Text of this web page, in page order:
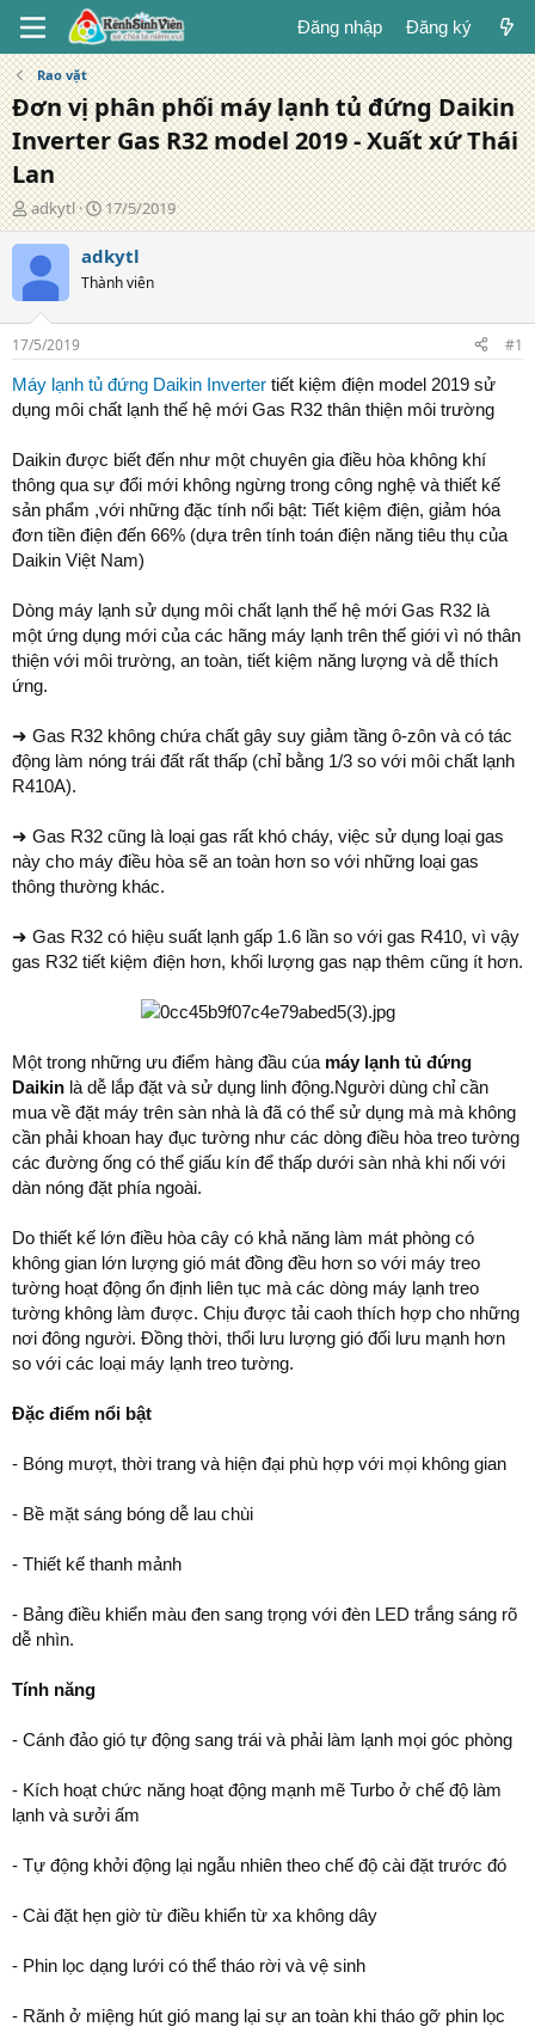
Đăng nhập Đăng ký
Rao vặt
Đơn vị phân phối máy lạnh tủ đứng Daikin
Inverter Gas R32 model 2019 - Xuất xứ Thái
Lan
T
á
c
g
ả
adkytl
N
g
à
đ
g
17/5/2019
adkytl
Thành viên
17/5/2019
#1
Máy lạnh tủ đứng Daikin Inverter tiết kiệm điện model 2019 sử
dụng môi chất lạnh thế hệ mới Gas R32 thân thiện môi trường
Daikin được biết đến như một chuyên gia điều hòa không khí
thông qua sự đổi mới không ngừng trong công nghệ và thiết kế
sản phẩm ,với những đặc tính nổi bật: Tiết kiệm điện, giảm hóa
đơn tiền điện đến 66% (dựa trên tính toán điện năng tiêu thụ của
Daikin Việt Nam)
Dòng máy lạnh sử dụng môi chất lạnh thế hệ mới Gas R32 là
một ứng dụng mới của các hãng máy lạnh trên thế giới vì nó thân
thiện với môi trường, an toàn, tiết kiệm năng lượng và dễ thích
ứng.
➜ Gas R32 không chứa chất gây suy giảm tầng ô-zôn và có tác
động làm nóng trái đất rất thấp (chỉ bằng 1/3 so với môi chất lạnh
R410A).
➜ Gas R32 cũng là loại gas rất khó cháy, việc sử dụng loại gas
này cho máy điều hòa sẽ an toàn hơn so với những loại gas
thông thường khác.
➜ Gas R32 có hiệu suất lạnh gấp 1.6 lần so với gas R410, vì vậy
gas R32 tiết kiệm điện hơn, khối lượng gas nạp thêm cũng ít hơn.
Một trong những ưu điểm hàng đầu cúa máy lạnh tủ đứng
Daikin là dễ lắp đặt và sử dụng linh động.Người dùng chỉ cần
mua về đặt máy trên sàn nhà là đã có thể sử dụng mà mà không
cần phải khoan hay đục tường như các dòng điều hòa treo tường
các đường ống có thể giấu kín để thấp dưới sàn nhà khi nối với
dàn nóng đặt phía ngoài.
Do thiết kế lớn điều hòa cây có khả năng làm mát phòng có
không gian lớn lượng gió mát đồng đều hơn so với máy treo
tường hoạt động ổn định liên tục mà các dòng máy lạnh treo
tường không làm được. Chịu được tải caoh thích hợp cho những
nơi đông người. Đồng thời, thổi lưu lượng gió đối lưu mạnh hơn
so với các loại máy lạnh treo tường.
Đặc điểm nổi bật
- Bóng mượt, thời trang và hiện đại phù hợp với mọi không gian
- Bề mặt sáng bóng dễ lau chùi
- Thiết kế thanh mảnh
- Bảng điều khiển màu đen sang trọng với đèn LED trắng sáng rõ
dễ nhìn.
Tính năng
- Cánh đảo gió tự động sang trái và phải làm lạnh mọi góc phòng
- Kích hoạt chức năng hoạt động mạnh mẽ Turbo ở chế độ làm
lạnh và sưởi ấm
- Tự động khởi động lại ngẫu nhiên theo chế độ cài đặt trước đó
- Cài đặt hẹn giờ từ điều khiển từ xa không dây
- Phin lọc dạng lưới có thể tháo rời và vệ sinh
- Rãnh ở miệng hút gió mang lại sự an toàn khi tháo gỡ phin lọc